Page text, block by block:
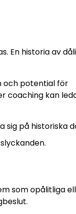
En historia av
och potential för
coaching kan
sig på historiska
som opålitliga